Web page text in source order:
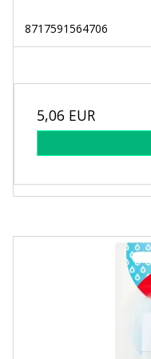
8717591564706
5,06 EUR